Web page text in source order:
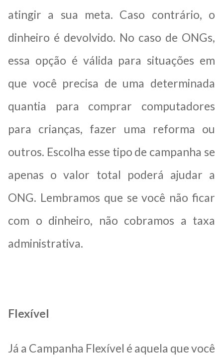
atingir a sua meta. Caso contrário, o
dinheiro é devolvido. No caso de ONGs,
essa opção é válida para situações em
que você precisa de uma determinada
quantia para comprar computadores
para crianças, fazer uma reforma ou
outros. Escolha esse tipo de campanha se
apenas o valor total poderá ajudar a
ONG. Lembramos que se você não ficar
com o dinheiro, não cobramos a taxa
administrativa.
Flexível
Já a Campanha Flexível é aquela que você